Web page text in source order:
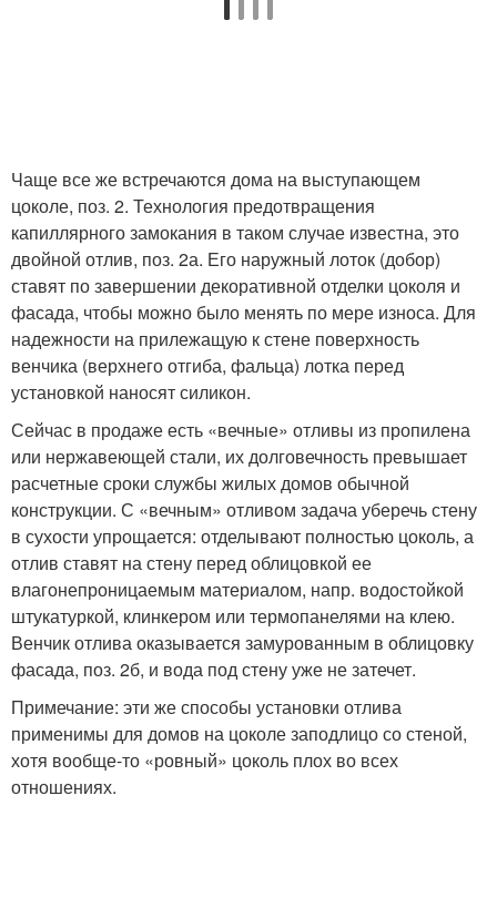
Чаще все же встречаются дома на выступающем
цоколе, поз. 2. Технология предотвращения
капиллярного замокания в таком случае известна, это
двойной отлив, поз. 2а. Его наружный лоток (добор)
ставят по завершении декоративной отделки цоколя и
фасада, чтобы можно было менять по мере износа. Для
надежности на прилежащую к стене поверхность
венчика (верхнего отгиба, фальца) лотка перед
установкой наносят силикон.
Сейчас в продаже есть «вечные» отливы из пропилена
или нержавеющей стали, их долговечность превышает
расчетные сроки службы жилых домов обычной
конструкции. С «вечным» отливом задача уберечь стену
в сухости упрощается: отделывают полностью цоколь, а
отлив ставят на стену перед облицовкой ее
влагонепроницаемым материалом, напр. водостойкой
штукатуркой, клинкером или термопанелями на клею.
Венчик отлива оказывается замурованным в облицовку
фасада, поз. 2б, и вода под стену уже не затечет.
Примечание: эти же способы установки отлива
применимы для домов на цоколе заподлицо со стеной,
хотя вообще-то «ровный» цоколь плох во всех
отношениях.